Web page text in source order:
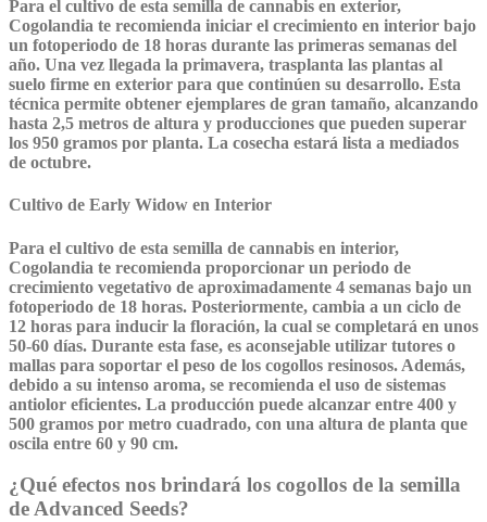
Para el cultivo de esta semilla de cannabis en exterior,
Cogolandia te recomienda iniciar el crecimiento en interior bajo
un fotoperiodo de 18 horas durante las primeras semanas del
año. Una vez llegada la primavera, trasplanta las plantas al
suelo firme en exterior para que continúen su desarrollo. Esta
técnica permite obtener ejemplares de gran tamaño, alcanzando
hasta 2,5 metros de altura y producciones que pueden superar
los 950 gramos por planta. La cosecha estará lista a mediados
de octubre.
Cultivo de Early Widow en Interior
Para el cultivo de esta semilla de cannabis en interior,
Cogolandia te recomienda proporcionar un periodo de
crecimiento vegetativo de aproximadamente 4 semanas bajo un
fotoperiodo de 18 horas. Posteriormente, cambia a un ciclo de
12 horas para inducir la floración, la cual se completará en unos
50-60 días. Durante esta fase, es aconsejable utilizar tutores o
mallas para soportar el peso de los cogollos resinosos. Además,
debido a su intenso aroma, se recomienda el uso de sistemas
antiolor eficientes. La producción puede alcanzar entre 400 y
500 gramos por metro cuadrado, con una altura de planta que
oscila entre 60 y 90 cm.
¿Qué efectos nos brindará los cogollos de la semilla
de Advanced Seeds?